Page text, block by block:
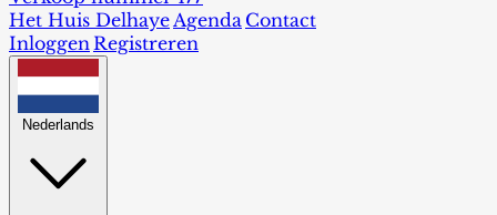
Het Huis DelhayeAgenda Contact
InloggenRegistreren
Nederlands